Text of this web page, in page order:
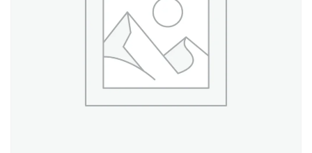
Create an account